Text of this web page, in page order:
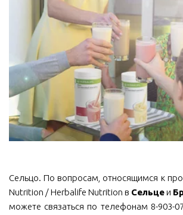
Сельцо. По вопросам, относящимся к
Nutrition / Herbalife Nutrition в Сельцеи
можете связаться по телефонам 8-903-